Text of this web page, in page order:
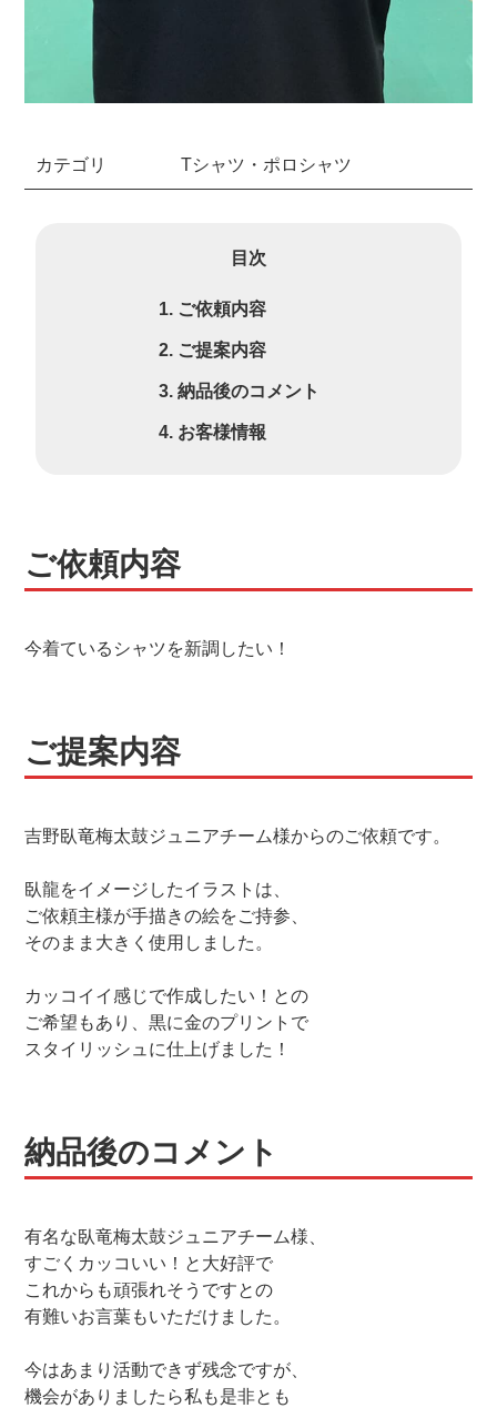
カテゴリ Tシャツ・ポロシャツ
目次
ご依頼内容
ご提案内容
納品後のコメント
お客様情報
ご依頼内容
今着ているシャツを新調したい！
ご提案内容
吉野臥竜梅太鼓ジュニアチーム様からのご依頼です。
臥龍をイメージしたイラストは、
ご依頼主様が手描きの絵をご持参、
そのまま大きく使用しました。
カッコイイ感じで作成したい！との
ご希望もあり、黒に金のプリントで
スタイリッシュに仕上げました！
納品後のコメント
有名な臥竜梅太鼓ジュニアチーム様、
すごくカッコいい！と大好評で
これからも頑張れそうですとの
有難いお言葉もいただけました。
今はあまり活動できず残念ですが、
機会がありましたら私も是非とも